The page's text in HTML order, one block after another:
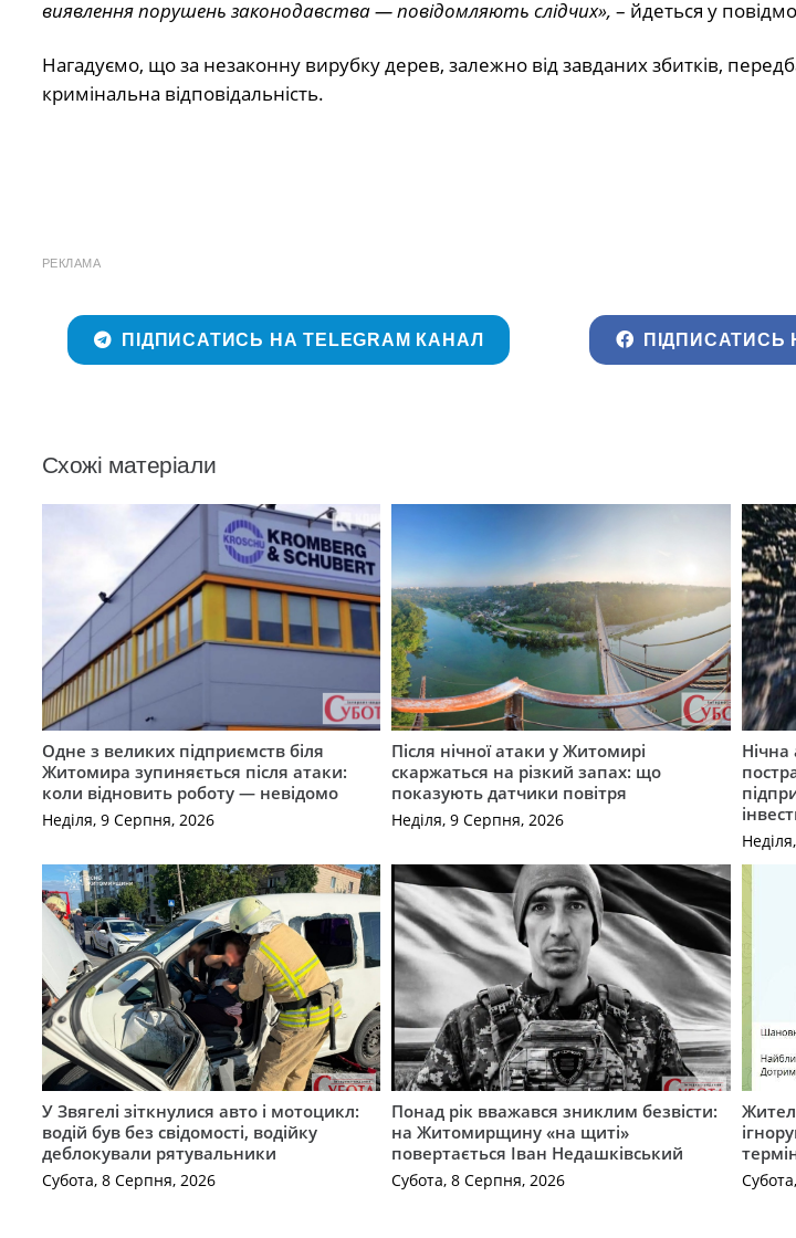
виявлення порушень законодавства — повідомляють слідчих», – йдеться у
Нагадуємо, що за незаконну вирубку дерев, залежно від завданих збитків,
кримінальна відповідальність.
РЕКЛАМА
ПІДПИСАТИСЬ НА TELEGRAM КАНАЛ ПІДПИСАТИСЬ
Схожі матеріали
Одне з великих підприємств біля
Житомира зупиняється після атаки:
коли відновить роботу — невідомо
Неділя, 9 Серпня, 2026
Після нічної атаки у Житомирі
скаржаться на різкий запах: що
показують датчики повітря
Неділя, 9 Серпня, 2026
У Звягелі зіткнулися авто і мотоцикл:
водій був без свідомості, водійку
деблокували рятувальники
Субота, 8 Серпня, 2026
Понад рік вважався зниклим безвісти:
на Житомирщину «на щиті»
повертається Іван Недашківський
Субота, 8 Серпня, 2026